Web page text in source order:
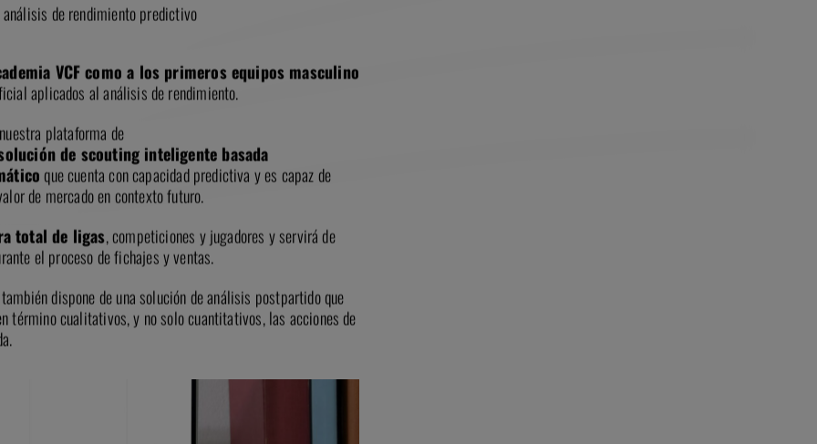
de rendimiento predictivo
VCF como a los primeros equipos masculino
aplicados al análisis de rendimiento.
plataforma de
de scouting inteligente basada
que cuenta con capacidad predictiva y es capaz de
de mercado en contexto futuro.
total de ligas, competiciones y jugadores y servirá de
el proceso de fichajes y ventas.
dispone de una solución de análisis postpartido que
término cualitativos, y no solo cuantitativos, las acciones de